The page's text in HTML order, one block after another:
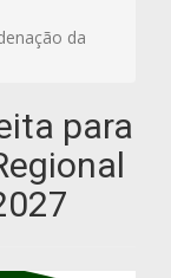
da
para